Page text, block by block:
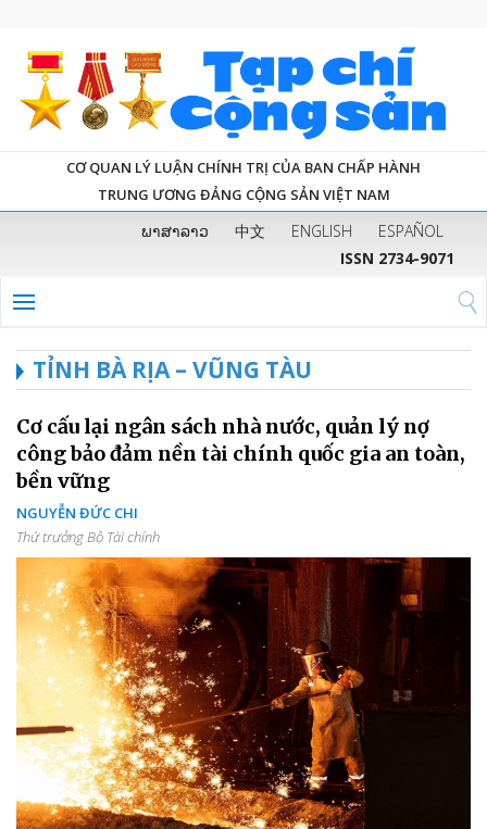
CƠ QUAN LÝ LUẬN CHÍNH TRỊ CỦA BAN CHẤP HÀNH
TRUNG ƯƠNG ĐẢNG CỘNG SẢN VIỆT NAM
ພາສາລາວ 中文 ENGLISH
ESPAÑOL
ISSN 2734-9071
TỈNH BÀ RỊA – VŨNG TÀU
Cơ cấu lại ngân sách nhà nước, quản lý nợ
công bảo đảm nền tài chính quốc gia an toàn,
bền vững
NGUYỄN ĐỨC CHI
Thứ trưởng Bộ Tài chính